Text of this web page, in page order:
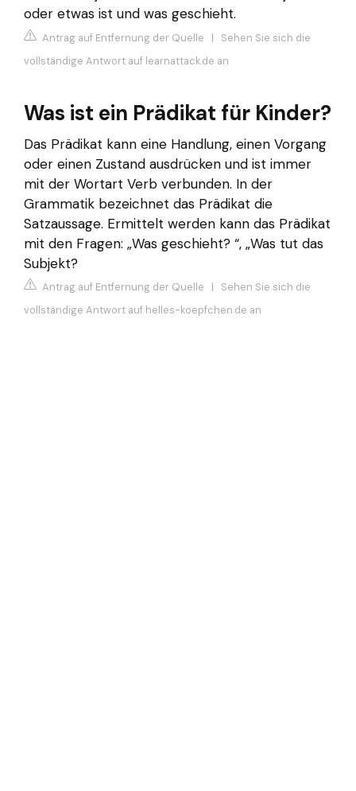
oder etwas ist und was geschieht.
Antrag auf Entfernung der Quelle | Sehen Sie sich die
vollständige Antwort auf learnattack.de an
Was ist ein Prädikat für Kinder?
Das Prädikat kann eine Handlung, einen Vorgang
oder einen Zustand ausdrücken und ist immer
mit der Wortart Verb verbunden. In der
Grammatik bezeichnet das Prädikat die
Satzaussage. Ermittelt werden kann das Prädikat
mit den Fragen: „Was geschieht? “, „Was tut das
Subjekt?
Antrag auf Entfernung der Quelle | Sehen Sie sich die
vollständige Antwort auf helles-koepfchen.de an